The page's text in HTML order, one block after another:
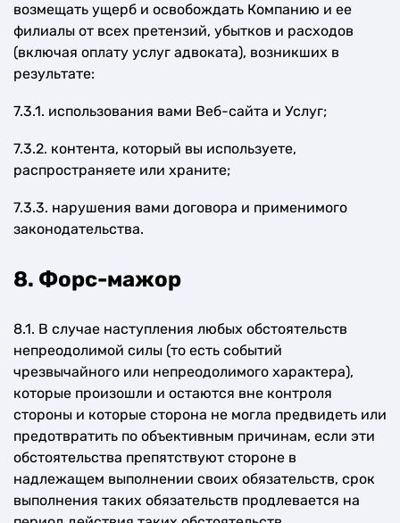
возмещать ущерб и освобождать Компанию и ее
филиалы от всех претензий, убытков и расходов
(включая оплату услуг адвоката), возникших в
результате:
7.3.1. использования вами Веб-сайта и Услуг;
7.3.2. контента, который вы используете,
распространяете или храните;
7.3.3. нарушения вами договора и применимого
законодательства.
8. Форс-мажор
8.1. В случае наступления любых обстоятельств
непреодолимой силы (то есть событий
чрезвычайного или непреодолимого характера),
которые произошли и остаются вне контроля
стороны и которые сторона не могла предвидеть или
предотвратить по объективным причинам, если эти
обстоятельства препятствуют стороне в
надлежащем выполнении своих обязательств, срок
выполнения таких обязательств продлевается на